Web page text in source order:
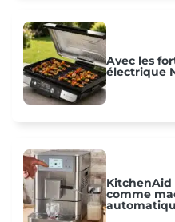
Avec les
électrique
KitchenAid
comme